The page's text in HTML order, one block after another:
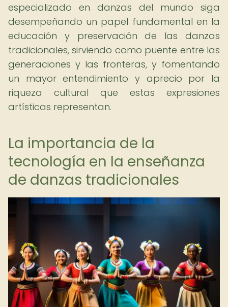
especializado en danzas del mundo siga
desempeñando un papel fundamental en la
educación y preservación de las danzas
tradicionales, sirviendo como puente entre las
generaciones y las fronteras, y fomentando
un mayor entendimiento y aprecio por la
riqueza cultural que estas expresiones
artísticas representan.
La importancia de la
tecnología en la enseñanza
de danzas tradicionales